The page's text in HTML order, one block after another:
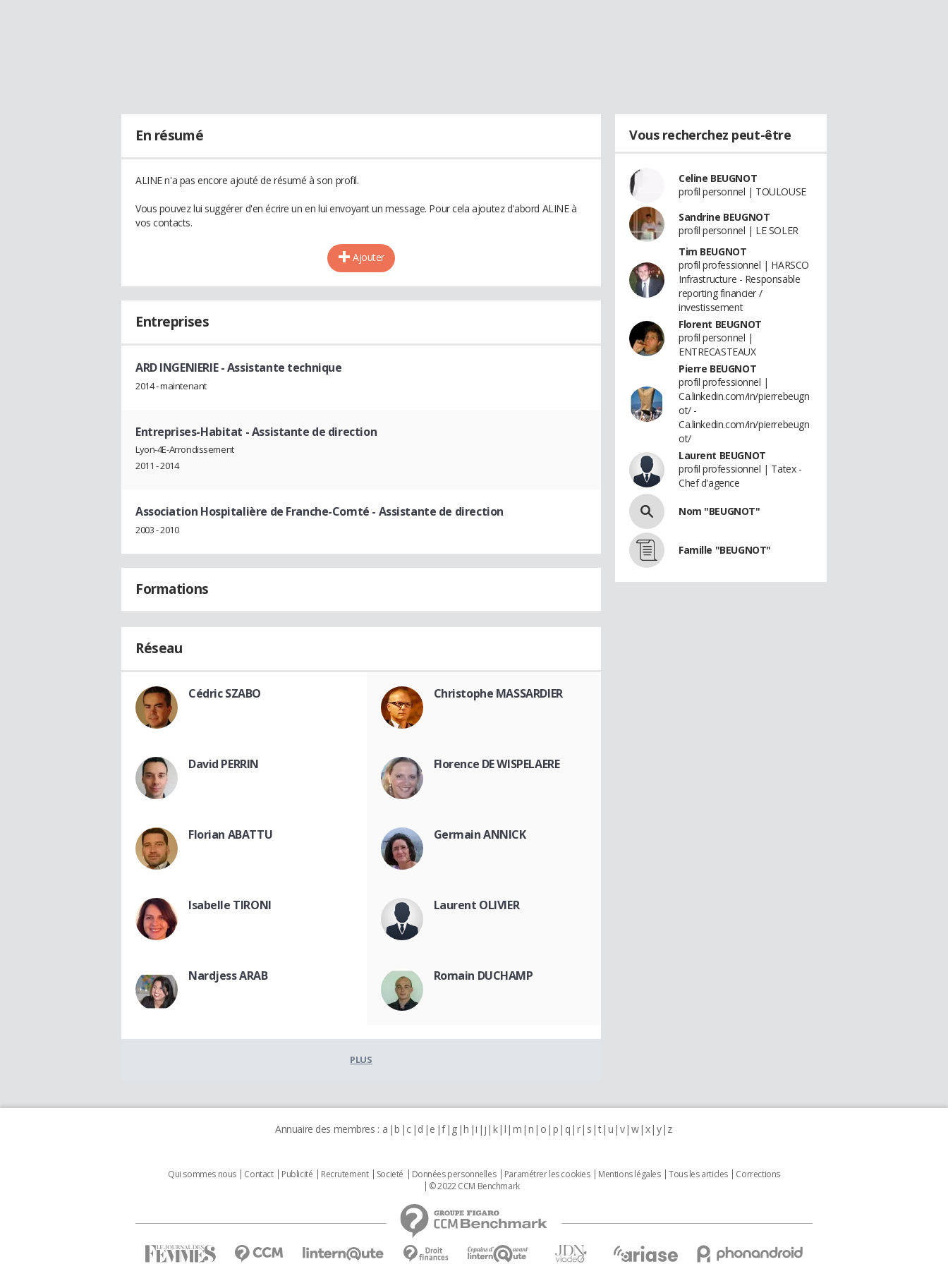
En résumé
ALINE n'a pas encore ajouté de résumé à son profil.
Vous pouvez lui suggérer d'en écrire un en lui envoyant un message. Pour cela ajoutez d'abord ALINE à
vos contacts.
Ajouter
Entreprises
ARD INGENIERIE- Assistante technique
2014 - maintenant
Entreprises-Habitat - Assistante de direction
Lyon-4E-Arrondissement
2011 - 2014
Association Hospitalière de Franche-Comté - Assistante de direction
2003 - 2010
Formations
Réseau
Cédric SZABO Christophe MASSARDIER
David PERRIN Florence DE WISPELAERE
Florian ABATTU Germain ANNICK
Isabelle TIRONI Laurent OLIVIER
Nardjess ARAB Romain DUCHAMP
PLUS
Vous recherchez peut-être
Celine BEUGNOT
profil personnel | TOULOUSE
Sandrine BEUGNOT
profil personnel | LE SOLER
Tim BEUGNOT
profil professionnel | HARSCO
Infrastructure - Responsable
reporting financier /
investissement
Florent BEUGNOT
profil personnel |
ENTRECASTEAUX
Pierre BEUGNOT
profil professionnel |
Ca.linkedin.com/in/pierrebeugn
ot/ -
Ca.linkedin.com/in/pierrebeugn
ot/
Laurent BEUGNOT
profil professionnel | Tatex -
Chef d'agence
Nom "BEUGNOT"
Famille "BEUGNOT"
Annuaire des membres : a b c d e f g h i j k l m n o p q r s t u v w x y z
Qui sommes nous Contact Publicité Recrutement Societé Données personnelles Paramétrer les cookies Mentions légales Tous les articles
Corrections
© 2022 CCM Benchmark